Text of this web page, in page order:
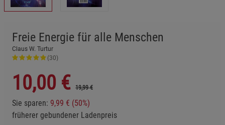
Freie Energie für alle Menschen
Claus W. Turtur
(30)
10,00 € 19,99 €
Sie sparen: 9,99 € (50%)
früherer gebundener Ladenpreis